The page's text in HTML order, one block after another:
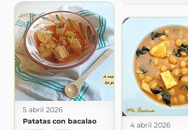
5 abril 2026
Patatas con bacalao
4 abril 2026